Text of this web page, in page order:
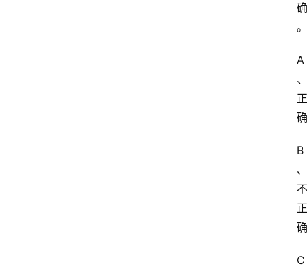
确
。
A
、
正
确
B
、
不
正
确
C